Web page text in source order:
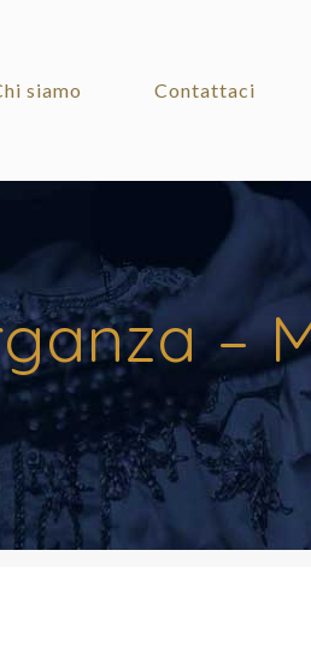
siamo Contattaci
–